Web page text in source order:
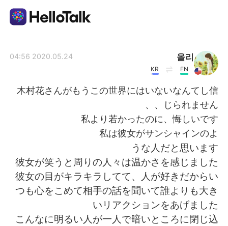
繁體中文 Español
Deutsch
올리
EN
KR
2020.05.24 04:56
木村花さんがもうこの世界にはいないなんてし信
じられません、、
私より若かったのに、悔しいです
私は彼女がサンシャインのよ
うな人だと思います
彼女が笑うと周りの人々は温かさを感じました
彼女の目がキラキラしてて、人が好きだからい
つも心をこめて相手の話を聞いて誰よりも大き
いリアクションをあげました
こんなに明るい人が一人で暗いところに閉じ込